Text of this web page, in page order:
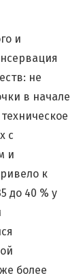
и
не
в начале
с
и
к
до 40 % у
более